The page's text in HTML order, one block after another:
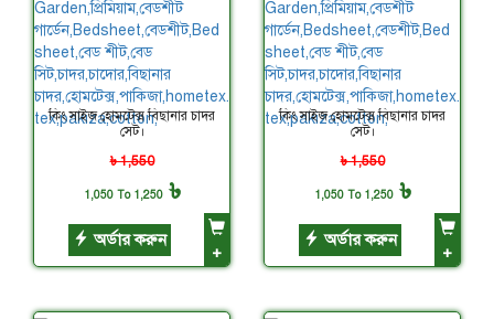
কিং সাইজ হোমটেক্স বিছানার চাদর
সেট।
৳ 1,550
1,050 To 1,250৳
অর্ডার করুন
+
কিং সাইজ হোমটেক্স বিছানার চাদর
সেট।
৳ 1,550
1,050 To 1,250৳
অর্ডার করুন
+